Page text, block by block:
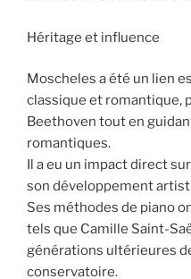
Héritage et influence
Moscheles a été un lien
classique et romantique,
Beethoven tout en
romantiques.
Il a eu un impact direct
son développement
Ses méthodes de piano
tels que Camille Saint-
générations ultérieures
conservatoire.